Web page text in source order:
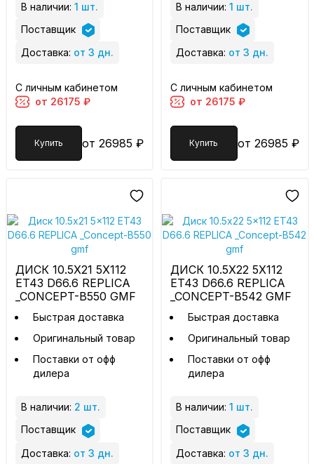
В наличии: 1 шт.
Поставщик
Доставка: от 3 дн.
С личным кабинетом
от 26175 ₽
Купить от 26985 ₽
В наличии: 1 шт.
Поставщик
Доставка: от 3 дн.
С личным кабинетом
от 26175 ₽
Купить от 26985 ₽
ДИСК 10.5X21 5X112
ET43 D66.6 REPLICA
_CONCEPT-B550 GMF
Быстрая доставка
Оригинальный товар
Поставки от офф
дилера
В наличии: 2 шт.
Поставщик
Доставка: от 3 дн.
ДИСК 10.5X22 5X112
ET43 D66.6 REPLICA
_CONCEPT-B542 GMF
Быстрая доставка
Оригинальный товар
Поставки от офф
дилера
В наличии: 1 шт.
Поставщик
Доставка: от 3 дн.